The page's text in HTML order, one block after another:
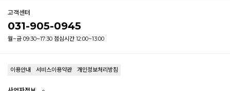
고객센터
031-905-0945
월~금 09:30~17:30 점심시간 12:00~13:00
이용안내 서비스이용약관 개인정보처리방침